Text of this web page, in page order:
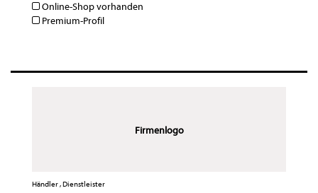
Online-Shop vorhanden
Premium-Profil
Firmenlogo
Händler , Dienstleister